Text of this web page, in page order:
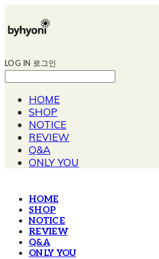
LOG IN 로그인
HOME
SHOP
NOTICE
REVIEW
Q&A
ONLY YOU
HOME
SHOP
NOTICE
REVIEW
Q&A
ONLY YOU